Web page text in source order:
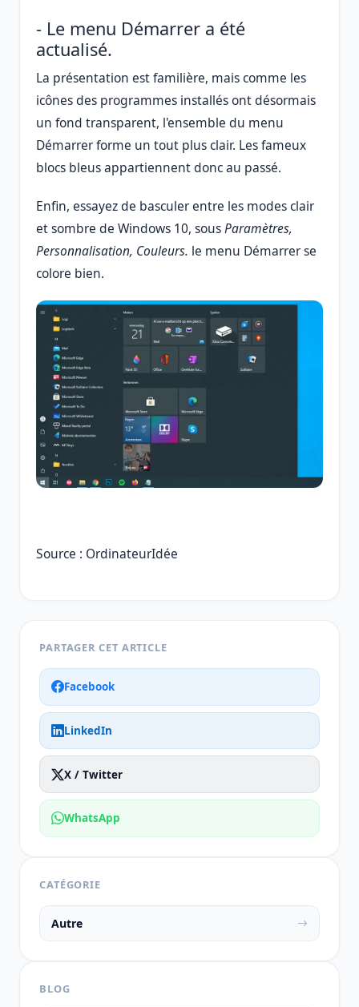
- Le menu Démarrer a été
actualisé.
La présentation est familière, mais comme les
icônes des programmes installés ont désormais
un fond transparent, l'ensemble du menu
Démarrer forme un tout plus clair. Les fameux
blocs bleus appartiennent donc au passé.
Enfin, essayez de basculer entre les modes clair
et sombre de Windows 10, sousParamètres,
Personnalisation, Couleurs. le menu Démarrer se
colore bien.
Source : OrdinateurIdée
PARTAGER CET ARTICLE
Facebook
LinkedIn
X / Twitter
WhatsApp
CATÉGORIE
Autre
BLOG